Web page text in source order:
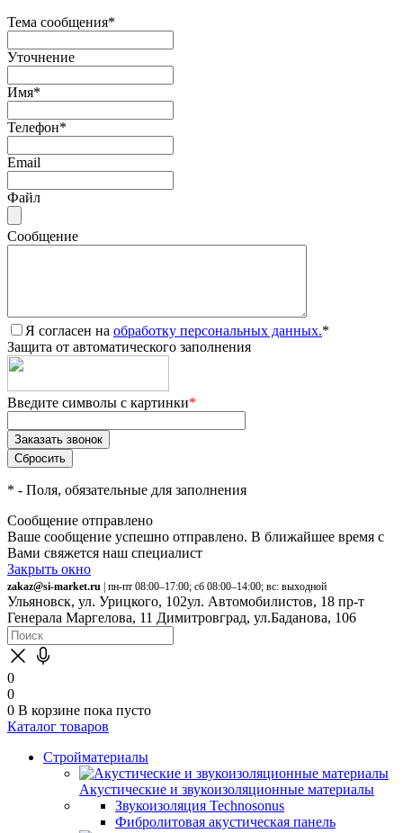
Тема сообщения*
Уточнение
Имя*
Телефон*
Email
Файл
Сообщение
Я согласен на обработку персональных данных.*
Защита от автоматического заполнения
Введите символы с картинки*
* - Поля, обязательные для заполнения
Сообщение отправлено
Ваше сообщение успешно отправлено. В ближайшее время с
Вами свяжется наш специалист
Закрыть окно
zakaz@si-market.ru | пн-пт 08:00–17:00; сб 08:00–14:00; вс: выходной
Ульяновск, ул. Урицкого, 102ул. Автомобилистов, 18 пр-т
Генерала Маргелова, 11 Димитровград, ул.Баданова, 106
0
0
0 В корзине пока пусто
Каталог товаров
Стройматериалы
Акустические и звукоизоляционные материалы
Звукоизоляция Technosonus
Фибролитовая акустическая панель